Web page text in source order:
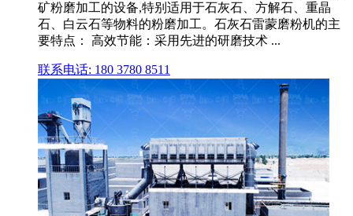
矿粉磨加工的设备,特别适用于石灰石、方解石、重晶
石、白云石等物料的粉磨加工。石灰石雷蒙磨粉机的主
要特点： 高效节能：采用先进的研磨技术 ...
联系电话: 180 3780 8511